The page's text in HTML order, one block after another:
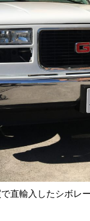
直輸入したシボレー